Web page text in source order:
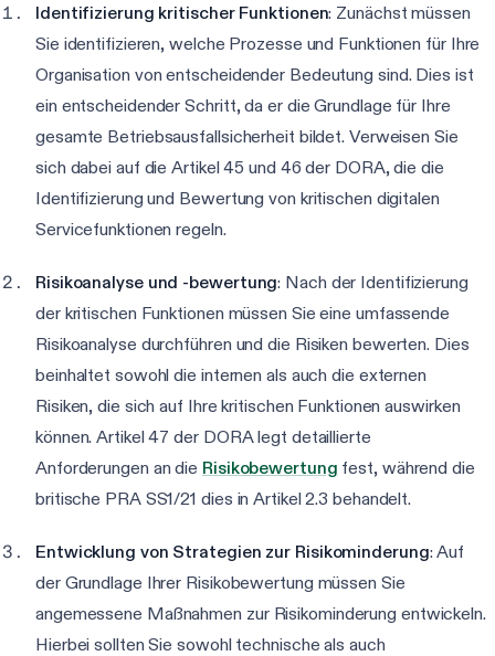
Identifizierung kritischer Funktionen: Zunächst müssen
Sie identifizieren, welche Prozesse und Funktionen für Ihre
Organisation von entscheidender Bedeutung sind. Dies ist
ein entscheidender Schritt, da er die Grundlage für Ihre
gesamte Betriebsausfallsicherheit bildet. Verweisen Sie
sich dabei auf die Artikel 45 und 46 der DORA, die die
Identifizierung und Bewertung von kritischen digitalen
Servicefunktionen regeln.
Risikoanalyse und -bewertung: Nach der Identifizierung
der kritischen Funktionen müssen Sie eine umfassende
Risikoanalyse durchführen und die Risiken bewerten. Dies
beinhaltet sowohl die internen als auch die externen
Risiken, die sich auf Ihre kritischen Funktionen auswirken
können. Artikel 47 der DORA legt detaillierte
Anforderungen an die Risikobewertung fest, während die
britische PRA SS1/21 dies in Artikel 2.3 behandelt.
Entwicklung von Strategien zur Risikominderung: Auf
der Grundlage Ihrer Risikobewertung müssen Sie
angemessene Maßnahmen zur Risikominderung entwickeln.
Hierbei sollten Sie sowohl technische als auch